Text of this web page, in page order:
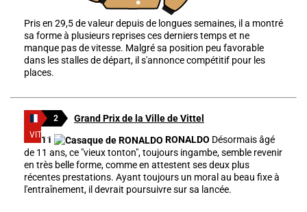
Pris en 29,5 de valeur depuis de longues semaines, il a montré
sa forme à plusieurs reprises ces derniers temps et ne
manque pas de vitesse. Malgré sa position peu favorable
dans les stalles de départ, il s'annonce compétitif pour les
places.
VITTEL
2
Grand Prix de la Ville de Vittel
11
RONALDO Désormais âgé
de 11 ans, ce "vieux tonton", toujours ingambe, semble revenir
en très belle forme, comme en attestent ses deux plus
récentes prestations. Ayant toujours un moral au beau fixe à
l'entraînement, il devrait poursuivre sur sa lancée.